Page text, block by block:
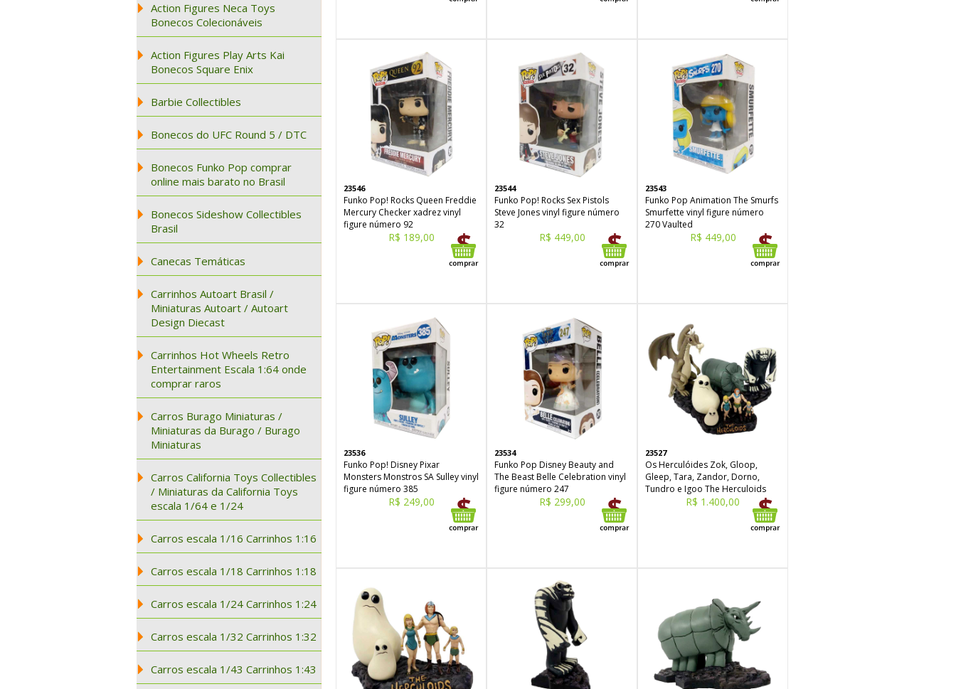
Action Figures Neca Toys
Bonecos Colecionáveis
Action Figures Play Arts Kai
Bonecos Square Enix
Barbie Collectibles
Bonecos do UFC Round 5 / DTC
Bonecos Funko Pop comprar
online mais barato no Brasil
Bonecos Sideshow Collectibles
Brasil
Canecas Temáticas
Carrinhos Autoart Brasil /
Miniaturas Autoart / Autoart
Design Diecast
Carrinhos Hot Wheels Retro
Entertainment Escala 1:64 onde
comprar raros
Carros Burago Miniaturas /
Miniaturas da Burago / Burago
Miniaturas
Carros California Toys Collectibles
/ Miniaturas da California Toys
escala 1/64 e 1/24
Carros escala 1/16 Carrinhos 1:16
Carros escala 1/18 Carrinhos 1:18
Carros escala 1/24 Carrinhos 1:24
Carros escala 1/32 Carrinhos 1:32
Carros escala 1/43 Carrinhos 1:43
23546
Funko Pop! Rocks Queen Freddie
Mercury Checker xadrez vinyl
figure número 92
R$ 189,00
23544
Funko Pop! Rocks Sex Pistols
Steve Jones vinyl figure número
32
R$ 449,00
23543
Funko Pop Animation The Smurfs
Smurfette vinyl figure número
270 Vaulted
R$ 449,00
23536
Funko Pop! Disney Pixar
Monsters Monstros SA Sulley vinyl
figure número 385
R$ 249,00
23534
Funko Pop Disney Beauty and
The Beast Belle Celebration vinyl
figure número 247
R$ 299,00
23527
Os Herculóides Zok, Gloop,
Gleep, Tara, Zandor, Dorno,
Tundro e Igoo The Herculoids
R$ 1.400,00